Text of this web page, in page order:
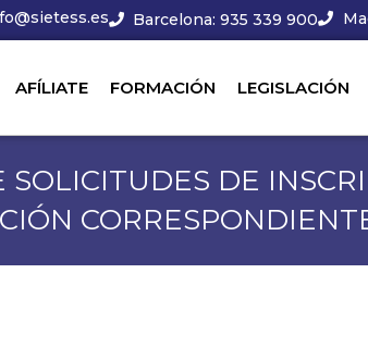
Barcelona: 935 339 900
AFÍLIATE FORMACIÓN LEGISLACIÓN
DE